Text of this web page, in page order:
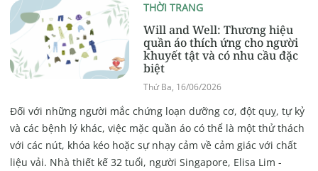
THỜI TRANG
Will and Well: Thương hiệu
quần áo thích ứng cho người
khuyết tật và có nhu cầu đặc
biệt
Thứ Ba, 16/06/2026
Đối với những người mắc chứng loạn dưỡng cơ, đột quỵ, tự kỷ
và các bệnh lý khác, việc mặc quần áo có thể là một thử thách
với các nút, khóa kéo hoặc sự nhạy cảm về cảm giác với chất
liệu vải. Nhà thiết kế 32 tuổi, người Singapore, Elisa Lim -